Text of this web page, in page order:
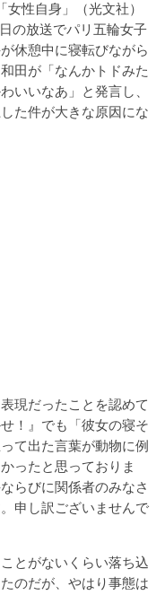
性自身」（光文社）
の放送でパリ五輪女子
休憩中に寝転びながら
田が「なんかトドみた
いいなあ」と発言し、
た件が大きな原因にな
現だったことを認めて
！』でも「彼女の寝そ
て出た言葉が動物に例
ったと思っておりま
らびに関係者のみなさ
申し訳ございませんで
とがないくらい落ち込
のだが、やはり事態は